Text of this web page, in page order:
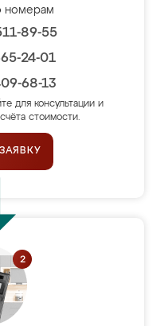
номерам
89-55
24-01
68-13
для консультации и
стоимости.